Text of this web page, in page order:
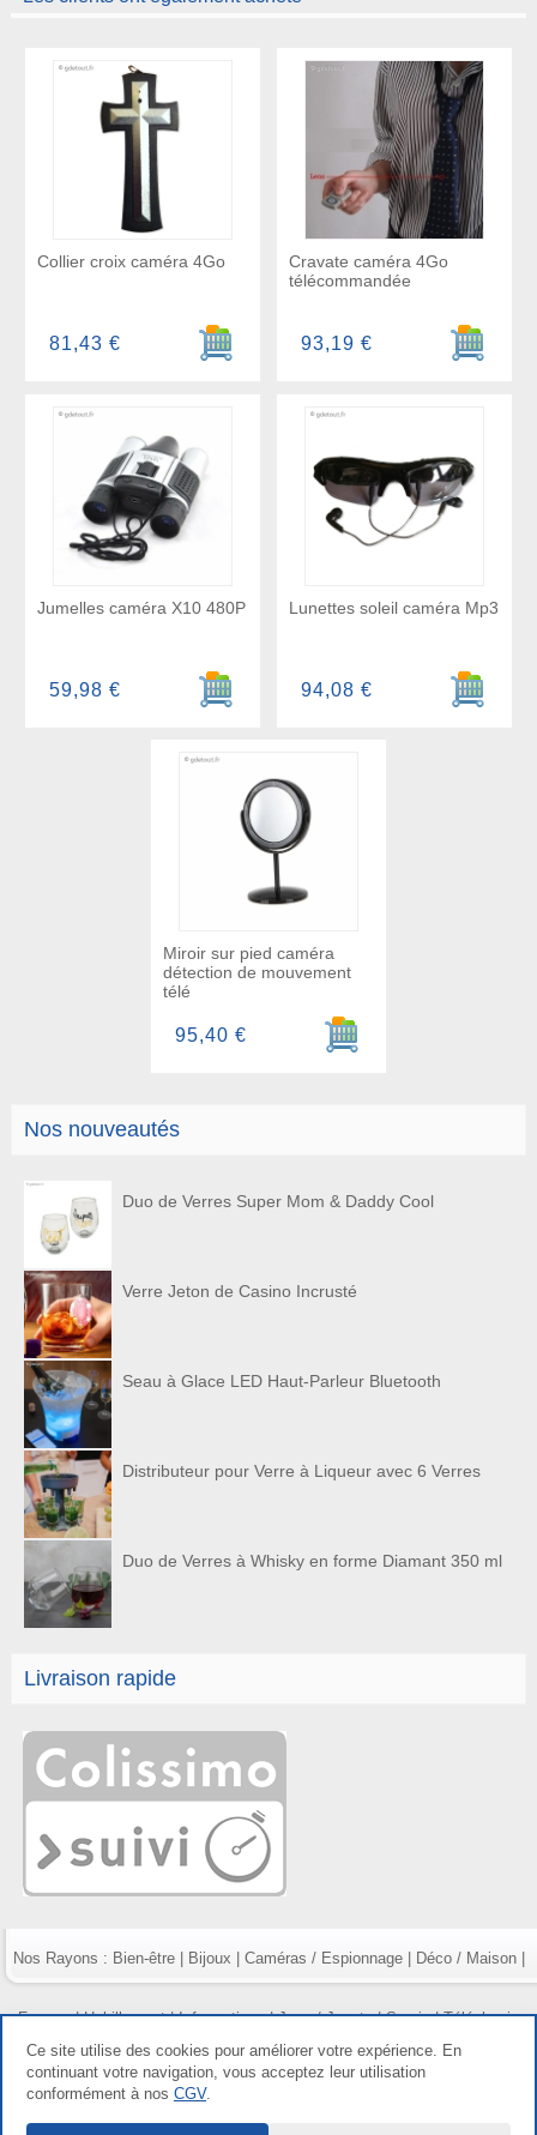
Nos nouveautés
Duo de Verres Super Mom & Daddy Cool
Verre Jeton de Casino Incrusté
Seau à Glace LED Haut-Parleur Bluetooth
Distributeur pour Verre à Liqueur avec 6 Verres
Duo de Verres à Whisky en forme Diamant 350 ml
Livraison rapide
Collier croix caméra 4Go
Ajouter au panier
81,43 €
Cravate caméra 4Go
télécommandée
Ajouter
93,19 €
Jumelles caméra X10 480P
Ajouter au panier
59,98 €
Lunettes soleil caméra Mp3
Ajouter
94,08 €
Miroir sur pied caméra
détection de mouvement
télé
Ajouter au panier
95,40 €
Nos Rayons : Bien-être| Bijoux Caméras / Espionnage| Déco / Maison|
Fumeur|Habillement|Informatique|Jeux / Jouets|Survie|Téléphonie
Copyright gdetout.fr 2026, tous droits réservés |
Ce site utilise des cookies pour améliorer votre expérience. En
continuant votre navigation, vous acceptez leur utilisation
conformément à nos CGV.